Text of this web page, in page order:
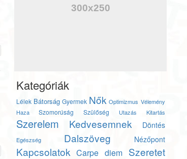
Kategóriák
Lélek Bátorság Gyermek Nők Optimizmus Vélemény
Haza
Szomorúság Szülőség Utazás Kitartás
Szerelem Kedvesemnek Döntés
Egészség Dalszöveg Nézőpont
Kapcsolatok Carpe diem Szeretet